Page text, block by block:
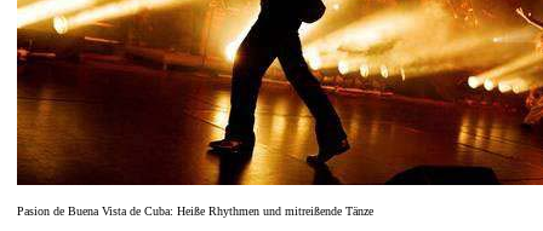
Pasion de Buena Vista de Cuba: Heiße Rhythmen und mitreißende Tänze